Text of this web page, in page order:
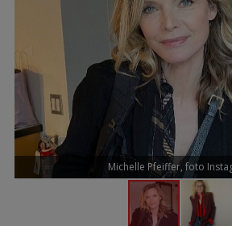
Michelle Pfeiffer, foto